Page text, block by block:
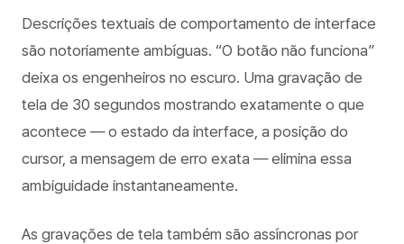
Descrições textuais de comportamento de interface
são notoriamente ambíguas. “O botão não funciona”
deixa os engenheiros no escuro. Uma gravação de
tela de 30 segundos mostrando exatamente o que
acontece — o estado da interface, a posição do
cursor, a mensagem de erro exata — elimina essa
ambiguidade instantaneamente.
As gravações de tela também são assíncronas por